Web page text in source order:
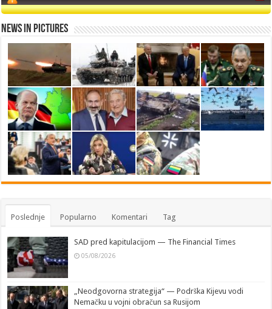
News in Pictures
Poslednje Popularno Komentari Tag
SAD pred kapitulacijom — The Financial Times
05/08/2026
„Neodgovorna strategija“ — Podrška Kijevu vodi
Nemačku u vojni obračun sa Rusijom